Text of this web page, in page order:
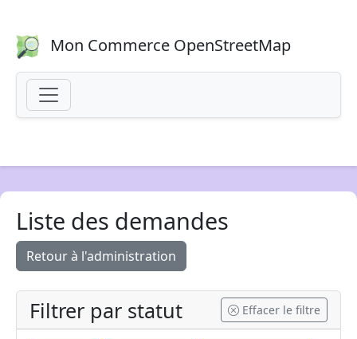
Mon Commerce OpenStreetMap
Liste des demandes
Retour à l'administration
Filtrer par statut Effacer le filtre